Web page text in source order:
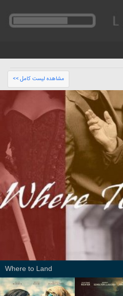
مشاهده لیست کامل >>
Where to Land